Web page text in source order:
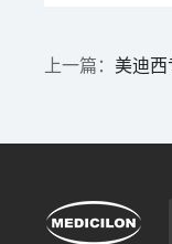
美迪西专访陈